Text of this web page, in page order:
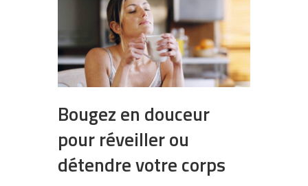
Bougez en douceur
pour réveiller ou
détendre votre corps